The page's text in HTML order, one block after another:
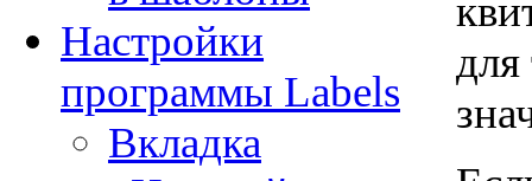
Настройки
программы Labels
Вкладка
для